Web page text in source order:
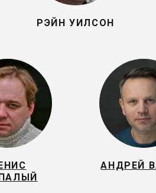
РЭЙН УИЛСОН
АНДРЕЙ